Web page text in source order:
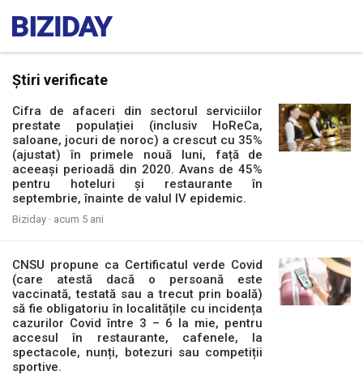
Știri verificate
Cifra de afaceri din sectorul serviciilor
prestate populației (inclusiv HoReCa,
saloane, jocuri de noroc) a crescut cu 35%
(ajustat) în primele nouă luni, față de
aceeași perioadă din 2020. Avans de 45%
pentru hoteluri și restaurante în
septembrie, înainte de valul IV epidemic.
Biziday · acum 5 ani
CNSU propune ca Certificatul verde Covid
(care atestă dacă o persoană este
vaccinată, testată sau a trecut prin boală)
să fie obligatoriu în localitățile cu incidența
cazurilor Covid între 3 – 6 la mie, pentru
accesul în restaurante, cafenele, la
spectacole, nunți, botezuri sau competiții
sportive.